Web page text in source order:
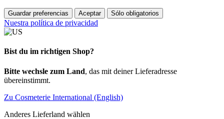
Guardar preferencias Aceptar Sólo obligatorios
Nuestra política de privacidad
Bist du im richtigen Shop?
Bitte wechsle zum Land, das mit deiner Lieferadresse
übereinstimmt.
Zu Cosmeterie International (English)
Anderes Lieferland wählen